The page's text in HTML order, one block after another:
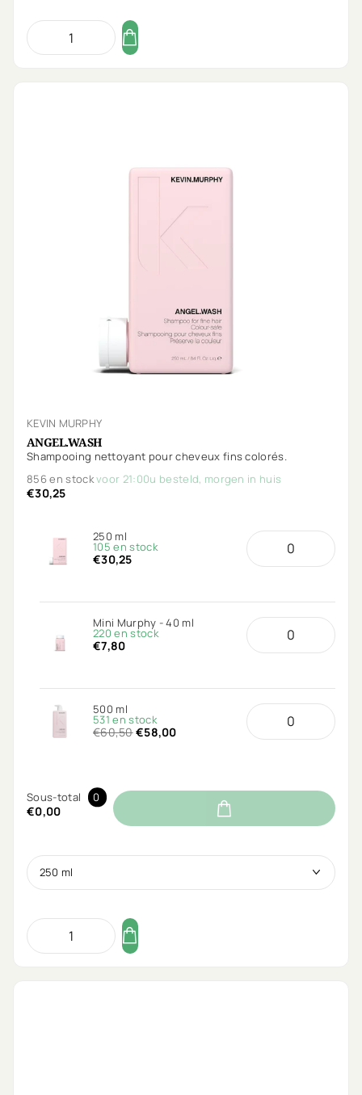
KEVIN MURPHY
ANGEL.WASH
Shampooing nettoyant pour cheveux fins colorés.
856 en stockvoor 21:00u besteld, morgen in huis
€30,25
250 ml
105 en stock
€30,25
Mini Murphy - 40 ml
220 en stock
€7,80
500 ml
531 en stock
€60,50€58,00
Sous-total 0
€0,00